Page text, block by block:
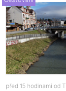
před 15 hodinami od